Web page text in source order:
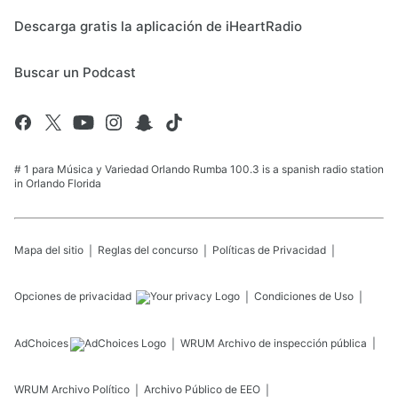
Descarga gratis la aplicación de iHeartRadio
Buscar un Podcast
# 1 para Música y Variedad Orlando Rumba 100.3 is a spanish radio station
in Orlando Florida
Mapa del sitio Reglas del concurso Políticas de Privacidad
Opciones de privacidad Condiciones de Uso
AdChoices WRUM Archivo de inspección pública
WRUM Archivo Político Archivo Público de EEO